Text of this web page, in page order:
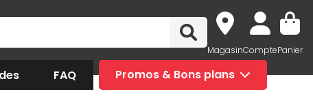
MagasinComptePanier
FAQ Promos & Bons plans